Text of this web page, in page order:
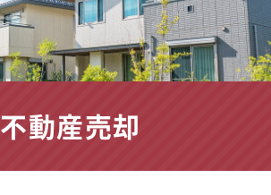
不動産売却